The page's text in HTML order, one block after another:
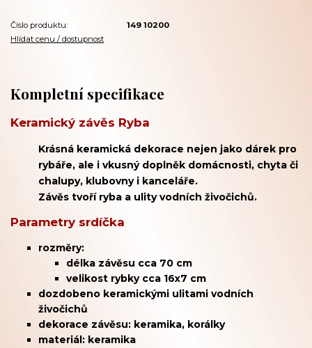
Číslo produktu:
149 10200
Hlídat cenu / dostupnost
Kompletní specifikace
Keramický závěs Ryba
Krásná keramická dekorace nejen jako dárek pro
rybáře, ale i vkusný doplněk domácnosti, chyta či
chalupy, klubovny i kanceláře.
Závěs tvoří ryba a ulity vodních živočichů.
Parametry srdíčka
rozměry:
délka závěsu cca 70 cm
velikost rybky cca 16x7 cm
dozdobeno keramickými ulitami vodních
živočichů
dekorace závěsu: keramika, korálky
materiál: keramika